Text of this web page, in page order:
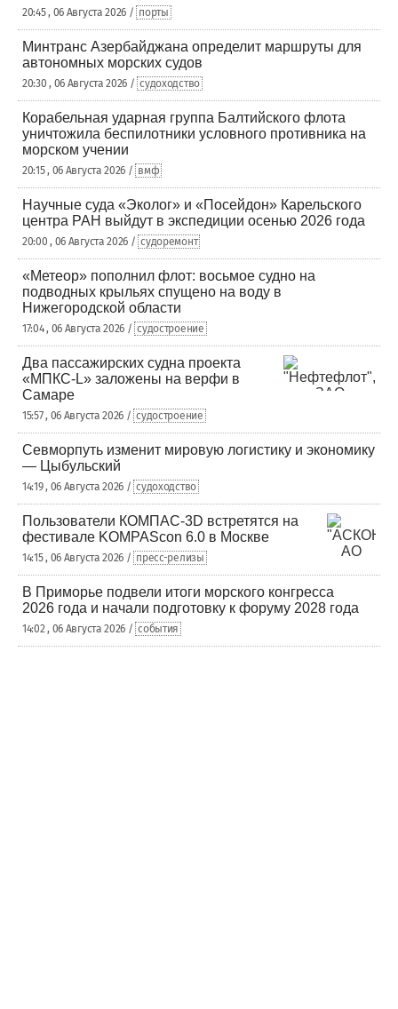
20:45 , 06 Августа 2026 / порты
Минтранс Азербайджана определит маршруты для
автономных морских судов
20:30 , 06 Августа 2026 / судоходство
Корабельная ударная группа Балтийского флота
уничтожила беспилотники условного противника на
морском учении
20:15 , 06 Августа 2026 / вмф
Научные суда «Эколог» и «Посейдон» Карельского
центра РАН выйдут в экспедиции осенью 2026 года
20:00 , 06 Августа 2026 / судоремонт
«Метеор» пополнил флот: восьмое судно на
подводных крыльях спущено на воду в
Нижегородской области
17:04 , 06 Августа 2026 / судостроение
Два пассажирских судна проекта
«МПКС-L» заложены на верфи в
Самаре
15:57 , 06 Августа 2026 / судостроение
Севморпуть изменит мировую логистику и экономику
— Цыбульский
14:19 , 06 Августа 2026 / судоходство
Пользователи КОМПАС-3D встретятся на
фестивале KOMPAScon 6.0 в Москве
14:15 , 06 Августа 2026 / пресс-релизы
В Приморье подвели итоги морского конгресса
2026 года и начали подготовку к форуму 2028 года
14:02 , 06 Августа 2026 / события